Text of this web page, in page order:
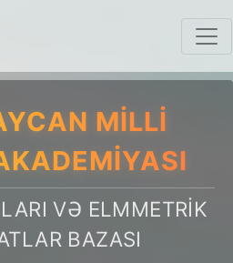
MILLI
VƏ ELMMETRIK
BAZASI